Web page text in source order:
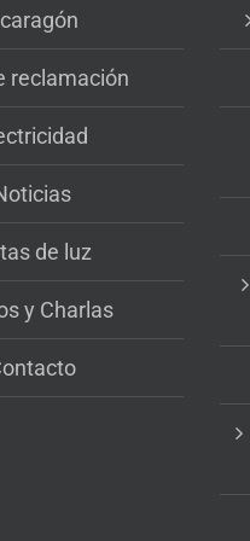
reclamación
de luz
y Charlas